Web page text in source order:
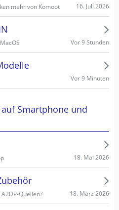
mehr von Komoot 16. Juli 2026
Vor 9 Stunden
Vor 9 Minuten
Smartphone und
18. Mai 2026
Quellen? 18. März 2026